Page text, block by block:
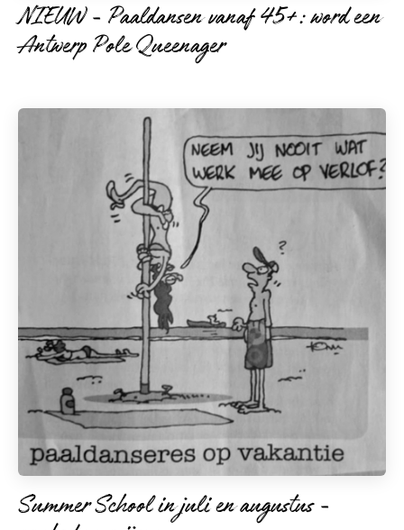
NIEUW - Paaldansen vanaf 45+: word een
Antwerp Pole Queenager
Summer School in juli en augustus -